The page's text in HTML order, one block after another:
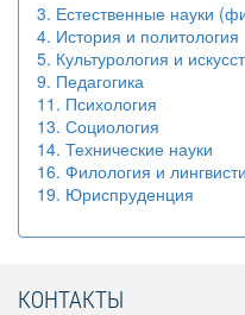
3. Естественные науки
4. История и политология
5. Культурология и
9. Педагогика
11. Психология
13. Социология
14. Технические науки
16. Филология и
19. Юриспруденция
КОНТАКТЫ